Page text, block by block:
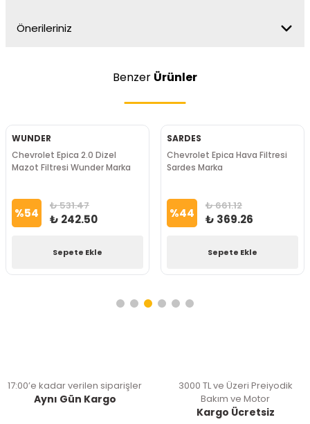
Önerileriniz
Benzer Ürünler
WUNDER
Chevrolet Epica 2.0 Dizel
Mazot Filtresi Wunder Marka
%54 ₺ 531.47
₺ 242.50
Sepete Ekle
SARDES
Chevrolet Epica Hava Filtresi
Sardes Marka
%44 ₺ 661.12
₺ 369.26
Sepete Ekle
17:00’e kadar verilen siparişler
Aynı Gün Kargo
3000 TL ve Üzeri Preiyodik
Bakım ve Motor
Kargo Ücretsiz